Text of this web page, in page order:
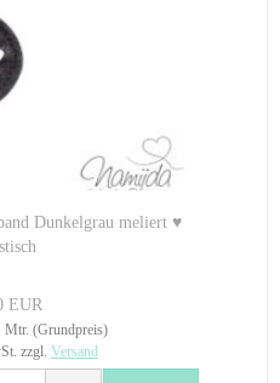
Dunkelgrau meliert ♥
EUR
Mtr. (Grundpreis)
zzgl. Versand